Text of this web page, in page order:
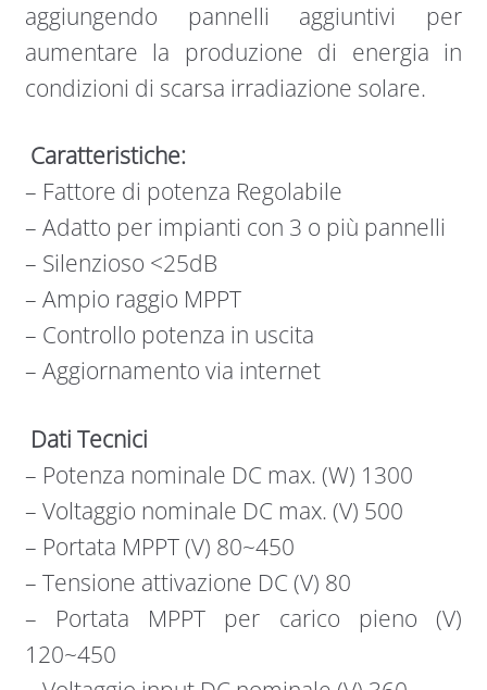
aggiungendo pannelli aggiuntivi per
aumentare la produzione di energia in
condizioni di scarsa irradiazione solare.
Caratteristiche:
– Fattore di potenza Regolabile
– Adatto per impianti con 3 o più pannelli
– Silenzioso <25dB
– Ampio raggio MPPT
– Controllo potenza in uscita
– Aggiornamento via internet
Dati Tecnici
– Potenza nominale DC max. (W) 1300
– Voltaggio nominale DC max. (V) 500
– Portata MPPT (V) 80~450
– Tensione attivazione DC (V) 80
– Portata MPPT per carico pieno (V)
120~450